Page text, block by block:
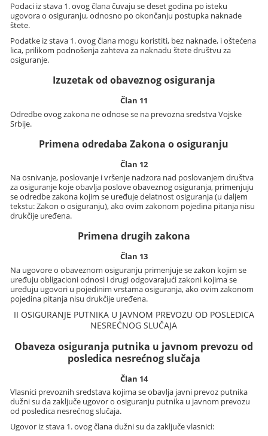
Podaci iz stava 1. ovog člana čuvaju se deset godina po isteku
ugovora o osiguranju, odnosno po okončanju postupka naknade
štete.
Podatke iz stava 1. ovog člana mogu koristiti, bez naknade, i oštećena
lica, prilikom podnošenja zahteva za naknadu štete društvu za
osiguranje.
Izuzetak od obaveznog osiguranja
Član 11
Odredbe ovog zakona ne odnose se na prevozna sredstva Vojske
Srbije.
Primena odredaba Zakona o osiguranju
Član 12
Na osnivanje, poslovanje i vršenje nadzora nad poslovanjem društva
za osiguranje koje obavlja poslove obaveznog osiguranja, primenjuju
se odredbe zakona kojim se uređuje delatnost osiguranja (u daljem
tekstu: Zakon o osiguranju), ako ovim zakonom pojedina pitanja nisu
drukčije uređena.
Primena drugih zakona
Član 13
Na ugovore o obaveznom osiguranju primenjuje se zakon kojim se
uređuju obligacioni odnosi i drugi odgovarajući zakoni kojima se
uređuju ugovori u pojedinim vrstama osiguranja, ako ovim zakonom
pojedina pitanja nisu drukčije uređena.
II OSIGURANJE PUTNIKA U JAVNOM PREVOZU OD POSLEDICA
NESREĆNOG SLUČAJA
Obaveza osiguranja putnika u javnom prevozu od
posledica nesrećnog slučaja
Član 14
Vlasnici prevoznih sredstava kojima se obavlja javni prevoz putnika
dužni su da zaključe ugovor o osiguranju putnika u javnom prevozu
od posledica nesrećnog slučaja.
Ugovor iz stava 1. ovog člana dužni su da zaključe vlasnici: